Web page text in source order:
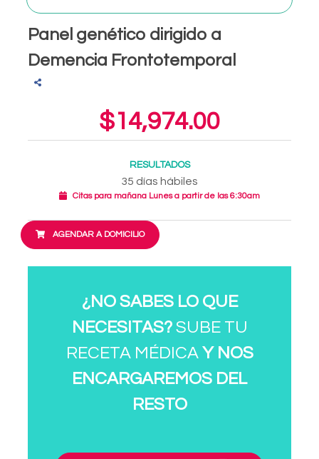
Panel genético dirigido a
Demencia Frontotemporal
$14,974.00
RESULTADOS
35 días hábiles
Citas para mañana Lunes a partir de las 6:30am
AGENDAR A DOMICILIO
¿NO SABES LO QUE
NECESITAS?SUBE TU
RECETA MÉDICA Y NOS
ENCARGAREMOS DEL
RESTO